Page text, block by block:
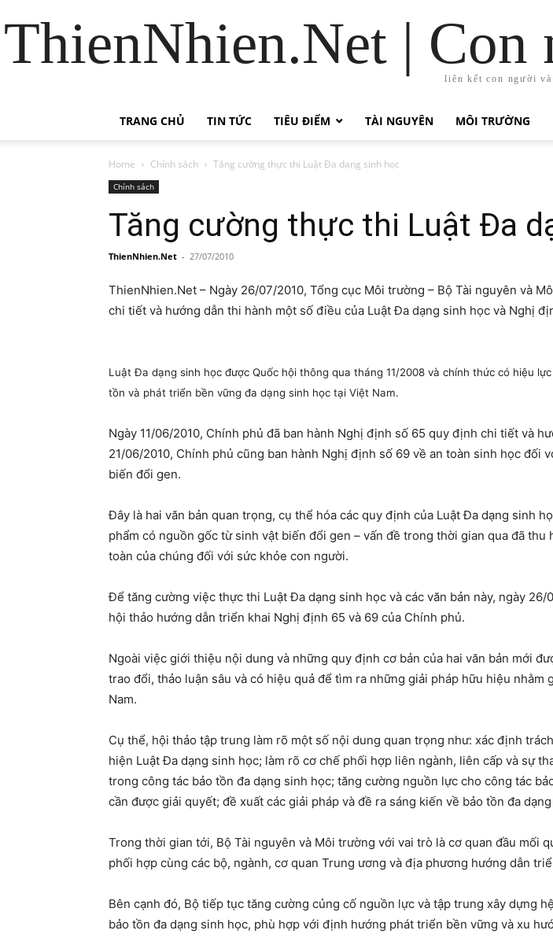
ThienNhien.Net |
liên kết con người
TRANG CHỦ TIN TỨC TIÊU ĐIỂM TÀI NGUYÊN MÔI TRƯỜNG
Home Chính sách Tăng cường thực thi Luật Đa dạng sinh học
Chính sách
Tăng cường thực thi Luật Đa
ThienNhien.Net - 27/07/2010
ThienNhien.Net – Ngày 26/07/2010, Tổng cục Môi trường – Bộ Tài nguyên và
chi tiết và hướng dẫn thi hành một số điều của Luật Đa dạng sinh học và Nghị
Luật Đa dạng sinh học được Quốc hội thông qua tháng 11/2008 và chính thức có hiệu
tồn và phát triển bền vững đa dạng sinh học tại Việt Nam.
Ngày 11/06/2010, Chính phủ đã ban hành Nghị định số 65 quy định chi tiết và
21/06/2010, Chính phủ cũng ban hành Nghị định số 69 về an toàn sinh học đối
biến đổi gen.
Đây là hai văn bản quan trọng, cụ thể hóa các quy định của Luật Đa dạng sinh
phẩm có nguồn gốc từ sinh vật biến đổi gen – vấn đề trong thời gian qua đã
toàn của chúng đối với sức khỏe con người.
Để tăng cường việc thực thi Luật Đa dạng sinh học và các văn bản này, ngày
hội thảo hướng dẫn triển khai Nghị định 65 và 69 của Chính phủ.
Ngoài việc giới thiệu nội dung và những quy định cơ bản của hai văn bản mới
trao đổi, thảo luận sâu và có hiệu quả để tìm ra những giải pháp hữu hiệu
Nam.
Cụ thể, hội thảo tập trung làm rõ một số nội dung quan trọng như: xác định
hiện Luật Đa dạng sinh học; làm rõ cơ chế phối hợp liên ngành, liên cấp và sự
trong công tác bảo tồn đa dạng sinh học; tăng cường nguồn lực cho công tác
cần được giải quyết; đề xuất các giải pháp và đề ra sáng kiến về bảo tồn đa
Trong thời gian tới, Bộ Tài nguyên và Môi trường với vai trò là cơ quan đầu mối
phối hợp cùng các bộ, ngành, cơ quan Trung ương và địa phương hướng dẫn
Bên cạnh đó, Bộ tiếp tục tăng cường củng cố nguồn lực và tập trung xây dựng
bảo tồn đa dạng sinh học, phù hợp với định hướng phát triển bền vững và xu